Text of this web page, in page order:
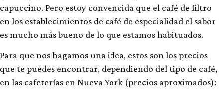
capuccino. Pero estoy convencida que el café de filtro
en los establecimientos de café de especialidad el sabor
es mucho más bueno de lo que estamos habituados.
Para que nos hagamos una idea, estos son los precios
que te puedes encontrar, dependiendo del tipo de café,
en las cafeterías en Nueva York (precios aproximados):